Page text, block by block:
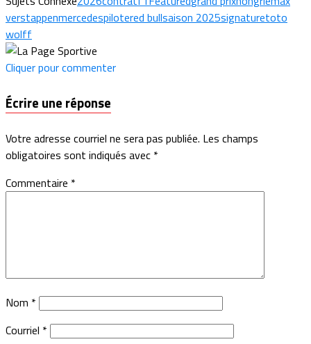
verstappenmercedespilotered bullsaison 2025signaturetoto
wolff
Cliquer pour commenter
Écrire une réponse
Votre adresse courriel ne sera pas publiée. Les champs
obligatoires sont indiqués avec *
Commentaire *
Nom *
Courriel *